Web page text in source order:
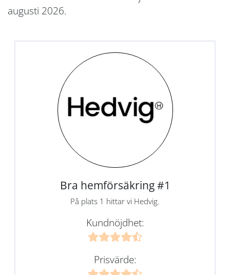
augusti 2026.
Bra hemförsäkring #1
På plats 1 hittar vi Hedvig.
Kundnöjdhet:
Prisvärde: